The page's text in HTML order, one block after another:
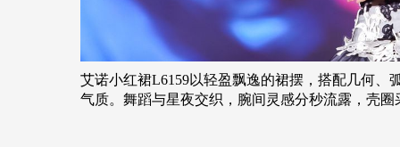
艾诺小红裙L6159以轻盈飘逸的裙摆，搭配几何、
气质。舞蹈与星夜交织，腕间灵感分秒流露，壳